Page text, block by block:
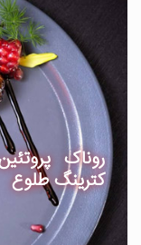
روناک
کترینگ طلوع